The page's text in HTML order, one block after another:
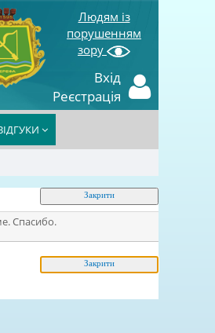
Людям із
порушенням
зору
Вхід
Реєстрація
Спасибо.